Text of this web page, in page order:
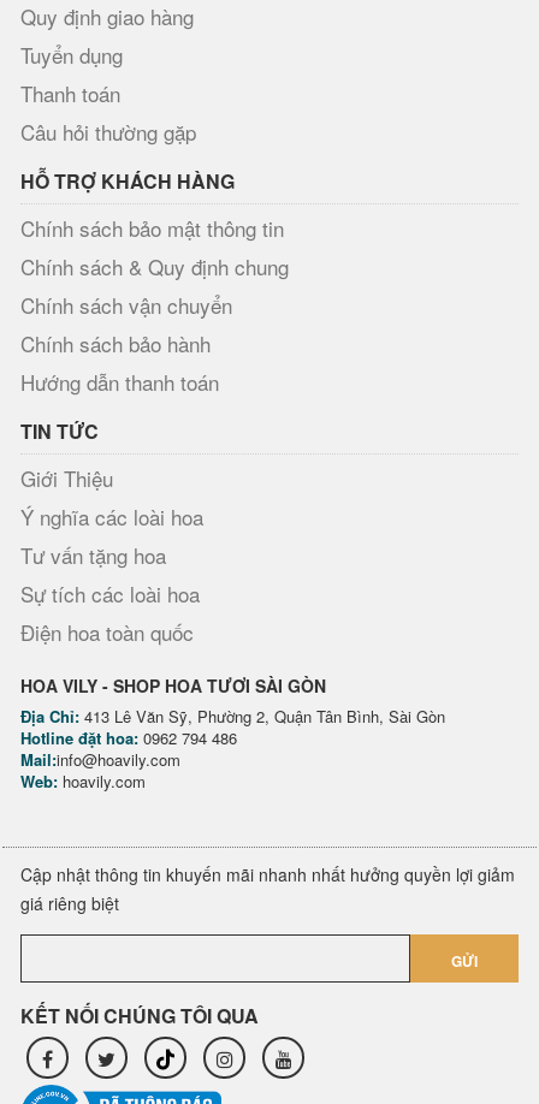
Quy định giao hàng
Tuyển dụng
Thanh toán
Câu hỏi thường gặp
HỖ TRỢ KHÁCH HÀNG
Chính sách bảo mật thông tin
Chính sách & Quy định chung
Chính sách vận chuyển
Chính sách bảo hành
Hướng dẫn thanh toán
TIN TỨC
Giới Thiệu
Ý nghĩa các loài hoa
Tư vấn tặng hoa
Sự tích các loài hoa
Điện hoa toàn quốc
HOA VILY - SHOP HOA TƯƠI SÀI GÒN
Địa Chỉ: 413 Lê Văn Sỹ, Phường 2, Quận Tân Bình, Sài Gòn
Hotline đặt hoa: 0962 794 486
Mail:info@hoavily.com
Web: hoavily.com
Cập nhật thông tin khuyến mãi nhanh nhất hưởng quyền lợi giảm
giá riêng biệt
GỬI
KẾT NỐI CHÚNG TÔI QUA